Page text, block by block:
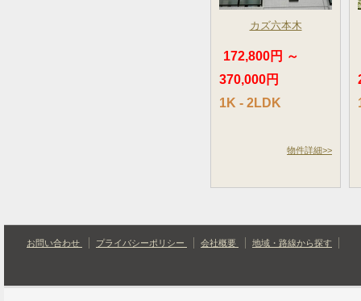
カズ六本木
172,800円 ～
370,000円
1K - 2LDK
物件詳細>>
お問い合わせ プライバシーポリシー 会社概要 地域・路線から探す